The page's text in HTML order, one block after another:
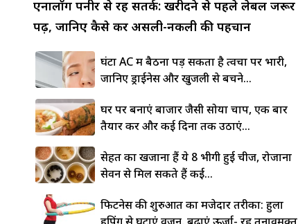
एनालॉग पनीर से रहें सतर्क: खरीदने से पहले लेबल जरूर
पढ़ें, जानिए कैसे करें असली-नकली की पहचान
घंटों AC में बैठना पड़ सकता है त्वचा पर भारी,
जानिए ड्राईनेस और खुजली से बचने...
घर पर बनाएं बाजार जैसी सोया चाप, एक बार
तैयार करें और कई दिनों तक उठाएं...
सेहत का खजाना हैं ये 8 भीगी हुई चीजें, रोजाना
सेवन से मिल सकते हैं कई...
फिटनेस की शुरुआत का मजेदार तरीका: हुला